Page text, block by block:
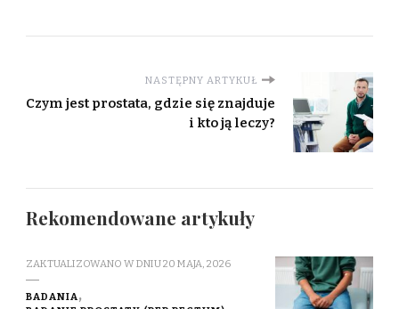
NASTĘPNY ARTYKUŁ
Czym jest prostata, gdzie się znajduje
i kto ją leczy?
Rekomendowane artykuły
ZAKTUALIZOWANO W DNIU20 MAJA, 2026
BADANIA